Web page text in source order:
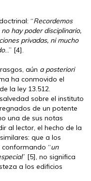
“Recordemos
hay poder disciplinario,
privadas, ni mucho
…” [4].
aún a posteriori
ha conmovido el
la ley 13.512.
sobre el instituto
de un potente
una de sus notas
al lector, el hecho de la
que a los
“un
” [5], no significa
a los edificios